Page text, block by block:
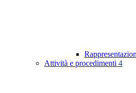
Attività e procedimenti 4